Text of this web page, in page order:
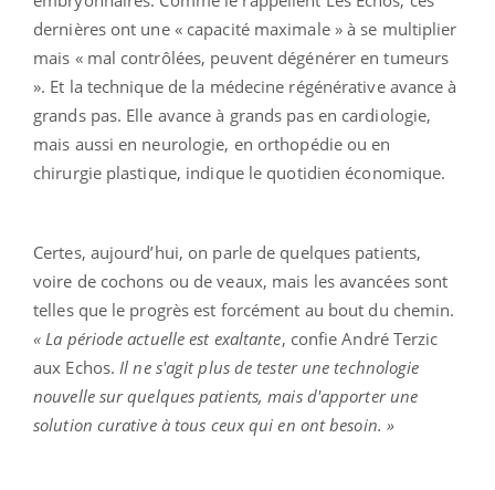
dernières ont une « capacité maximale » à se multiplier
mais « mal contrôlées, peuvent dégénérer en tumeurs
». Et la technique de la médecine régénérative avance à
grands pas. Elle avance à grands pas en cardiologie,
mais aussi en neurologie, en orthopédie ou en
chirurgie plastique, indique le quotidien économique.
Certes, aujourd’hui, on parle de quelques patients,
voire de cochons ou de veaux, mais les avancées sont
telles que le progrès est forcément au bout du chemin.
« La période actuelle est exaltante, confie André Terzic
aux Echos. Il ne s'agit plus de tester une technologie
nouvelle sur quelques patients, mais d'apporter une
solution curative à tous ceux qui en ont besoin. »